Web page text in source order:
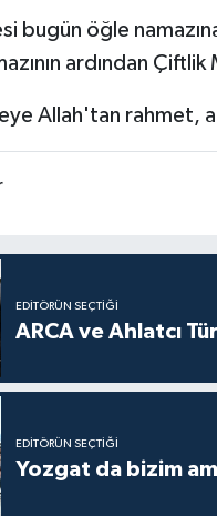
bugün öğle
ardından
Allah'tan rahmet,
EDITÖRÜN SEÇTIĞI
ARCA ve Ahlatcı
EDITÖRÜN SEÇTIĞI
Yozgat da bizim